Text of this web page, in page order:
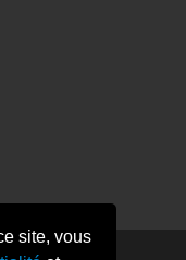
site, vous